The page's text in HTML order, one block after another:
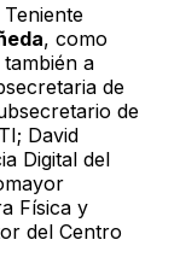
, como
a
de
de
David
Digital del
Física y
del Centro